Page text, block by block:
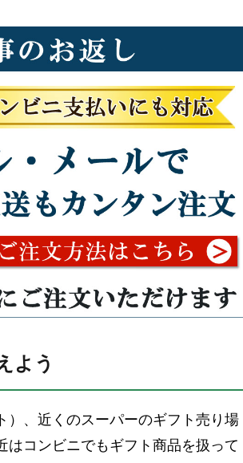
よう
）、近くのスーパーのギフト売り場
はコンビニでもギフト商品を扱って